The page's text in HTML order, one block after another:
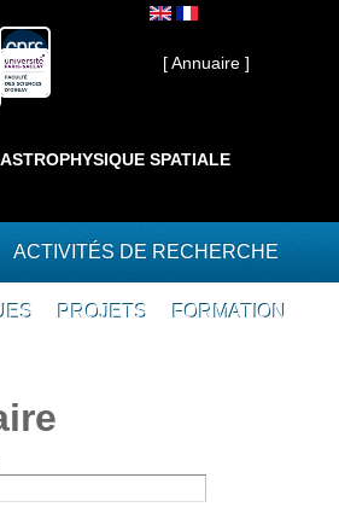
[ Annuaire ]
SPATIALE
ACTIVITÉS DE RECHERCHE
PROJETS FORMATION
ici